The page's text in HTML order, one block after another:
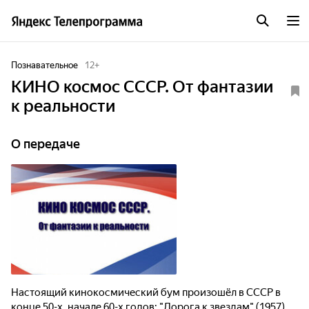
Познавательное 12+
КИНО космос СССР. От фантазии
к реальности
О передаче
Настоящий кинокосмический бум произошёл в СССР в